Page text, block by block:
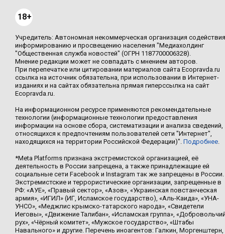
18+
Учредитель: Автономная некоммерческая организация содействия
информированию и просвещению населения "Медиахолдинг
"Общественная служба новостей" (ОГРН 1187700006328).
Мнение редакции может не совпадать с мнением авторов.
При перепечатке или цитировании материалов сайта Ecopravda.ru
ссылка на источник обязательна, при использовании в Интернет-
изданиях и на сайтах обязательна прямая гиперссылка на сайт
Ecopravda.ru.
На информационном ресурсе применяются рекомендательные
технологии (информационные технологии предоставления
информации на основе сбора, систематизации и анализа сведений,
относящихся к предпочтениям пользователей сети "Интернет",
находящихся на территории Российской Федерации)". Подробнее.
*Meta Platforms признана экстремистской организацией, её
деятельность в России запрещена, а также принадлежащие ей
социальные сети Facebook и Instagram так же запрещены в России.
Экстремистские и террористические организации, запрещенные в
РФ: «АУЕ», «Правый сектор», «Азов», «Украинская повстанческая
армия», «ИГИЛ» (ИГ, Исламское государство), «Аль-Каида», «УНА-
УНСО», «Меджлис крымско-татарского народа», «Свидетели
Иеговы», «Движение Талибан», «Исламская группа»,
рух», «Чёрный комитет», «Мужское государство», «Штабы
Навального» и другие. Перечень иноагентов: Галкин, Моргенштерн,